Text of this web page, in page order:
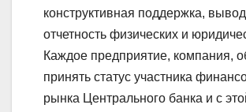
конструктивная поддержка,
отчетность физических и
Каждое предприятие, компания,
принять статус участника
рынка Центрального банка и с